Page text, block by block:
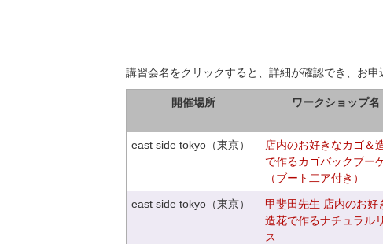
講習会名をクリックすると、詳細が確認でき、お申
開催場所 ワークショップ名
east side tokyo（東京）
店内のお好きなカゴ＆
で作るカゴバックブー
（ブート二ア付き）
east side tokyo（東京）
甲斐田先生 店内のお好
造花で作るナチュラル
ス